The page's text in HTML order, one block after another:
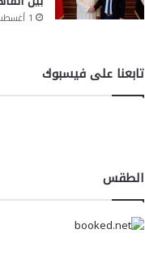
1 أغسطس، 2026
تابعنا على فيسبوك
الطقس